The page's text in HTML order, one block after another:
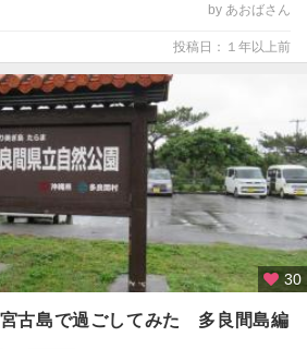
by あおばさん
投稿日：１年以上前
30
古島で過ごしてみた 多良間島編